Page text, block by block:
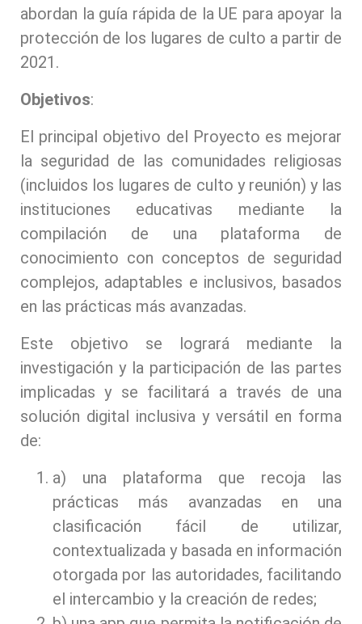
abordan la guía rápida de la UE para apoyar la
protección de los lugares de culto a partir de
2021.
Objetivos:
El principal objetivo del Proyecto es mejorar
la seguridad de las comunidades religiosas
(incluidos los lugares de culto y reunión) y las
instituciones educativas mediante la
compilación de una plataforma de
conocimiento con conceptos de seguridad
complejos, adaptables e inclusivos, basados
en las prácticas más avanzadas.
Este objetivo se logrará mediante la
investigación y la participación de las partes
implicadas y se facilitará a través de una
solución digital inclusiva y versátil en forma
de:
a) una plataforma que recoja las
prácticas más avanzadas en una
clasificación fácil de utilizar,
contextualizada y basada en información
otorgada por las autoridades, facilitando
el intercambio y la creación de redes;